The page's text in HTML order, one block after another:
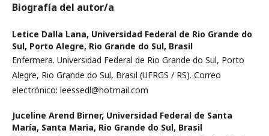
Biografía del autor/a
Letice Dalla Lana, Universidad Federal de Rio Grande do
Sul, Porto Alegre, Rio Grande do Sul, Brasil
Enfermera. Universidad Federal de Rio Grande do Sul, Porto
Alegre, Rio Grande do Sul, Brasil (UFRGS / RS). Correo
electrónico: leessedl@hotmail.com
Juceline Arend Birner, Universidad Federal de Santa
María, Santa Maria, Rio Grande do Sul, Brasil